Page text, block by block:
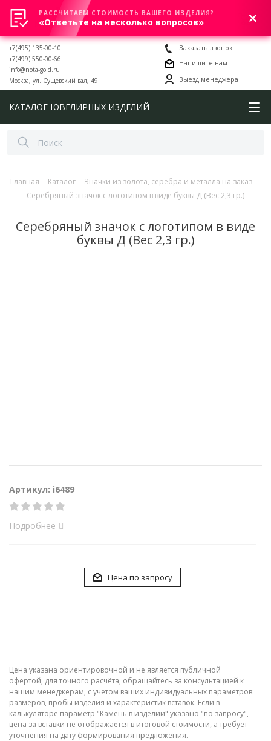
0
+7(495) 135-00-10
+7(499) 550-00-66
info@nota-gold.ru
Москва, ул. Сущевский вал, 49
Заказать звонок
Напишите нам
Выезд менеджера
КАТАЛОГ ЮВЕЛИРНЫХ ИЗДЕЛИЙ
Главная - Каталог - Значки из золота, серебра и металла на заказ -
Серебряный значок с логотипом в виде буквы Д (Вес 2,3 гр.)
Серебряный значок с логотипом в виде
буквы Д (Вес 2,3 гр.)
Артикул: i6489
Подробнее
Цена по запросу
Цена указана ориентировочной и не является публичной
офертой, для точного расчёта, обращайтесь за консультацией к
нашим менеджерам, с учётом ваших индивидуальных параметров:
размеров, пробы изделия и характеристик вставок. Если в
калькуляторе параметр "Камень в изделии" указано "по запросу",
цена за вставки не отображается в итоговой стоимости, а требует
уточнения на дату формирования предложения.
РАССЧИТАЕМ СТОИМОСТЬ ВАШЕГО ИЗДЕЛИЯ?
«Ответьте на несколько вопросов»